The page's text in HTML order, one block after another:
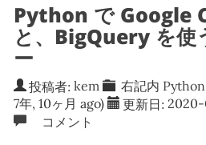
Python で Google
と、BigQuery を使
ー
投稿者: kem 右記内 Python
7年, 10ヶ月 ago)
更新日:
コメント